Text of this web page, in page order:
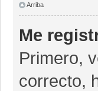
Arriba
Me
Primero,
correcto,